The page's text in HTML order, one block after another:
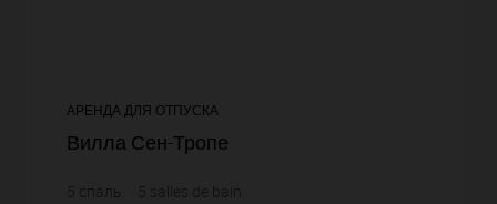
АРЕНДА ДЛЯ ОТПУСКА
Вилла Сен-Тропе
5 спаль. 5 salles de bain